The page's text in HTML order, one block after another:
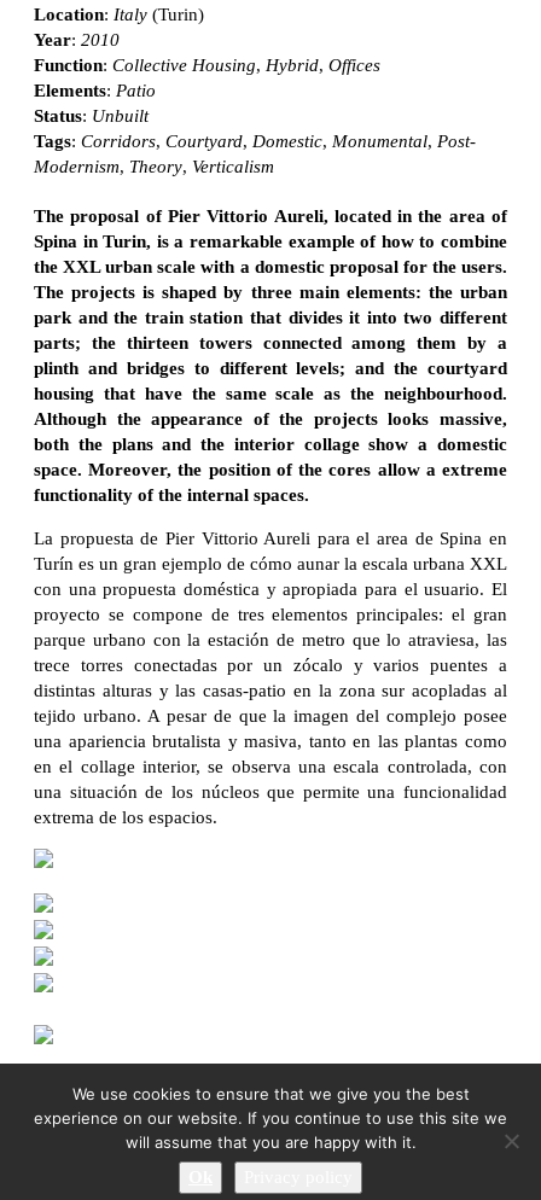
Location: Italy (Turin)
Year: 2010
Function: Collective Housing, Hybrid, Offices
Elements: Patio
Status: Unbuilt
Tags: Corridors, Courtyard, Domestic, Monumental, Post-
Modernism, Theory, Verticalism
The proposal of Pier Vittorio Aureli, located in the area of
Spina in Turin, is a remarkable example of how to combine
the XXL urban scale with a domestic proposal for the users.
The projects is shaped by three main elements: the urban
park and the train station that divides it into two different
parts; the thirteen towers connected among them by a
plinth and bridges to different levels; and the courtyard
housing that have the same scale as the neighbourhood.
Although the appearance of the projects looks massive,
both the plans and the interior collage show a domestic
space. Moreover, the position of the cores allow a extreme
functionality of the internal spaces.
La propuesta de Pier Vittorio Aureli para el area de Spina en
Turín es un gran ejemplo de cómo aunar la escala urbana XXL
con una propuesta doméstica y apropiada para el usuario. El
proyecto se compone de tres elementos principales: el gran
parque urbano con la estación de metro que lo atraviesa, las
trece torres conectadas por un zócalo y varios puentes a
distintas alturas y las casas-patio en la zona sur acopladas al
tejido urbano. A pesar de que la imagen del complejo posee
una apariencia brutalista y masiva, tanto en las plantas como
en el collage interior, se observa una escala controlada, con
una situación de los núcleos que permite una funcionalidad
extrema de los espacios.
We use cookies to ensure that we give you the best
experience on our website. If you continue to use this site we
will assume that you are happy with it.